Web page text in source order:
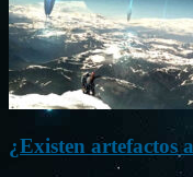
¿Existen artefactos